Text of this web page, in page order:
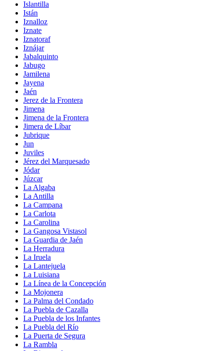
Islantilla
Istán
Iznalloz
Iznate
Iznatoraf
Iznájar
Jabalquinto
Jabugo
Jamilena
Jayena
Jaén
Jerez de la Frontera
Jimena
Jimena de la Frontera
Jimera de Líbar
Jubrique
Jun
Juviles
Jérez del Marquesado
Jódar
Júzcar
La Algaba
La Antilla
La Campana
La Carlota
La Carolina
La Gangosa Vistasol
La Guardia de Jaén
La Herradura
La Iruela
La Lantejuela
La Luisiana
La Línea de la Concepción
La Mojonera
La Palma del Condado
La Puebla de Cazalla
La Puebla de los Infantes
La Puebla del Río
La Puerta de Segura
La Rambla